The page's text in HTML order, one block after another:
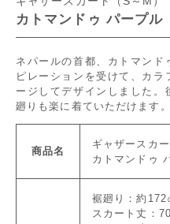
カトマンドゥ パープル
ネパールの首都、カトマンド
ピレーションを受けて、カラ
ージしてデザインしました。
廻りも楽に着ていただけます。
商品名
ギャザースカ
カトマンドゥ
裾廻り：約172
スカート丈：